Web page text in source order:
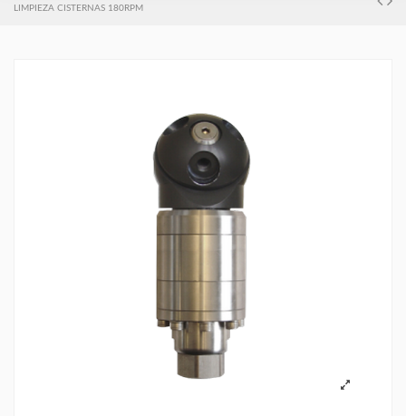
LIMPIEZA CISTERNAS 180RPM